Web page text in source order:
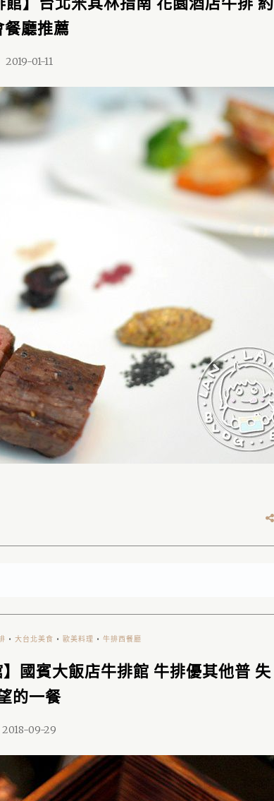
餐廳推薦
2019-01-11
• 大台北美食 • 歐美料理 • 牛排西餐廳
國賓大飯店牛排館 牛排優其他普 失
的一餐
2018-09-29